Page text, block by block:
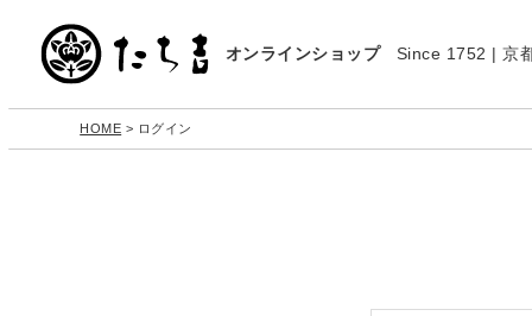
オンラインショップ Since 1752 | 京
HOME ログイン